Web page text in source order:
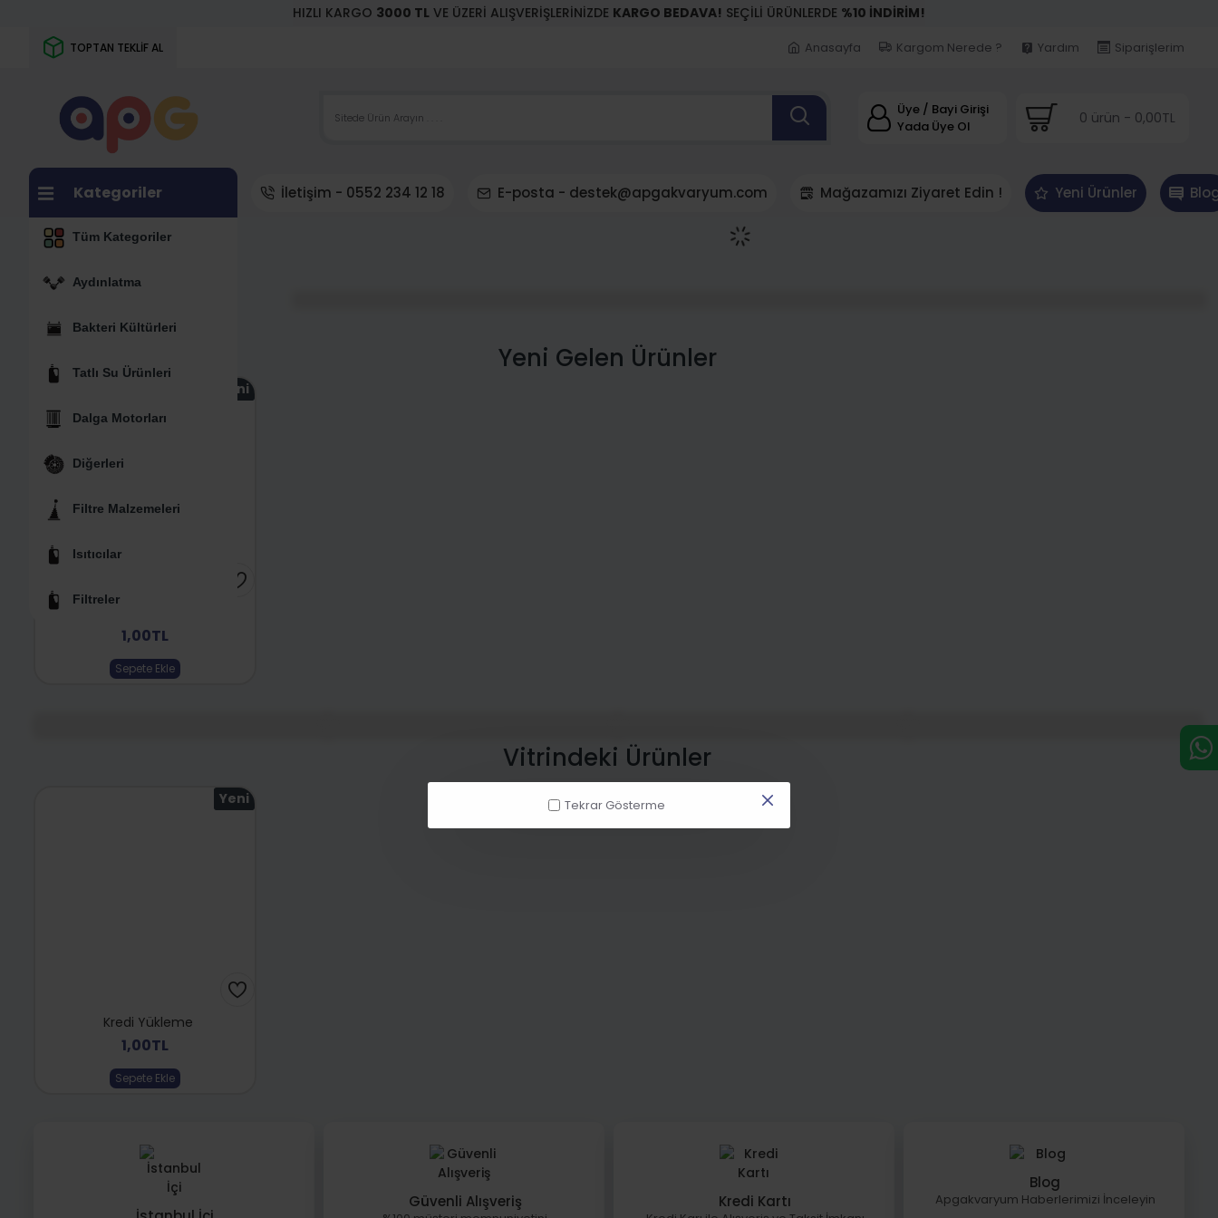
Tekrar Gösterme
HIZLI KARGO 3000 TL VE ÜZERİ ALIŞVERİŞLERİNİZDE KARGO BEDAVA! SEÇİLİ ÜRÜNLERDE %10 İNDİRİM!
TOPTAN TEKLİF AL Anasayfa Kargom Nerede ? Yardım Siparişlerim
Üye / Bayi Girişi
Yada Üye Ol
0 ürün - 0,00TL
Kategoriler
Tüm Kategoriler
Aydınlatma
Bakteri Kültürleri
Tatlı Su Ürünleri
Dalga Motorları
Diğerleri
Filtre Malzemeleri
Isıtıcılar
Filtreler
İletişim - 0552 234 12 18 E-posta - destek@apgakvaryum.com Mağazamızı Ziyaret Edin ! Yeni Ürünler
Yeni Gelen Ürünler
Yeni
1,00TL
Sepete Ekle
Vitrindeki Ürünler
Yeni
Kredi Yükleme
1,00TL
Sepete Ekle
Güvenli Alışveriş Kredi Kartı
Blog
Apgakvaryum Haberlerimizi İnceleyin